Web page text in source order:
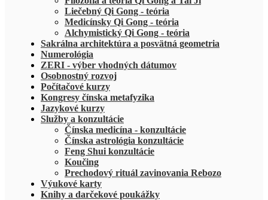
Liečebný Qi Gong - teória
Medicínsky Qi Gong - teória
Alchymistický Qi Gong - teória
Sakrálna architektúra a posvätná geometria
Numerológia
ZERI - výber vhodných dátumov
Osobnostný rozvoj
Počítačové kurzy
Kongresy čínska metafyzika
Jazykové kurzy
Služby a konzultácie
Čínska medicína - konzultácie
Čínska astrológia konzultácie
Feng Shui konzultácie
Koučing
Prechodový rituál zavinovania Rebozo
Výukové karty
Knihy a darčekové poukážky